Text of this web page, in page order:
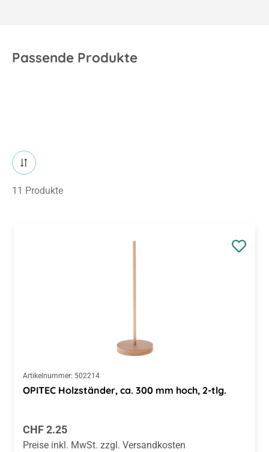
Passende Produkte
11 Produkte
Artikelnummer: 502214
OPITEC Holzständer, ca. 300 mm hoch, 2-tlg.
Regulärer Preis:
CHF 2.25
Preise inkl. MwSt. zzgl. Versandkosten